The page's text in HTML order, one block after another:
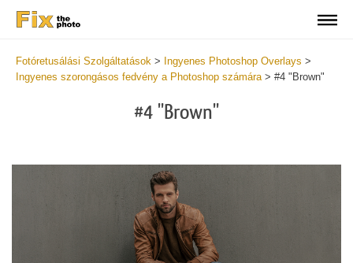
Fotóretusálási Szolgáltatások > Ingyenes Photoshop Overlays >
Ingyenes szorongásos fedvény a Photoshop számára> #4 "Brown"
#4 "Brown"